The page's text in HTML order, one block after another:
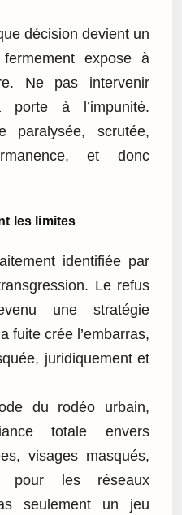
décision devient un
expose à
Ne pas intervenir
à l’impunité.
paralysée, scrutée,
et donc
les limites
identifiée par
Le refus
une stratégie
fuite crée l’embarras,
juridiquement et
du rodéo urbain,
totale envers
visages masqués,
pour les réseaux
seulement un jeu